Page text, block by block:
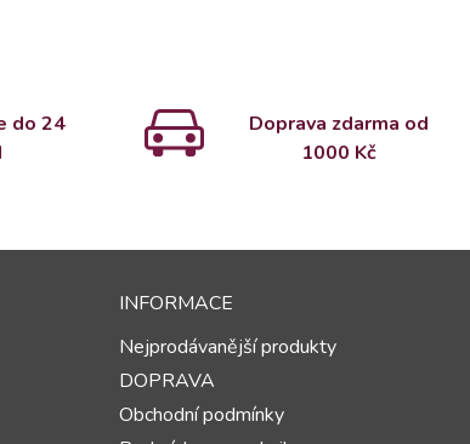
do 24
Doprava zdarma od
1000 Kč
INFORMACE
Nejprodávanější produkty
DOPRAVA
Obchodní podmínky